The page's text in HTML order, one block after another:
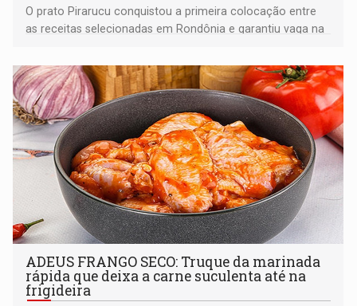
O prato Pirarucu conquistou a primeira colocação entre
as receitas selecionadas em Rondônia e garantiu vaga na
ADEUS FRANGO SECO: Truque da marinada
rápida que deixa a carne suculenta até na
frigideira